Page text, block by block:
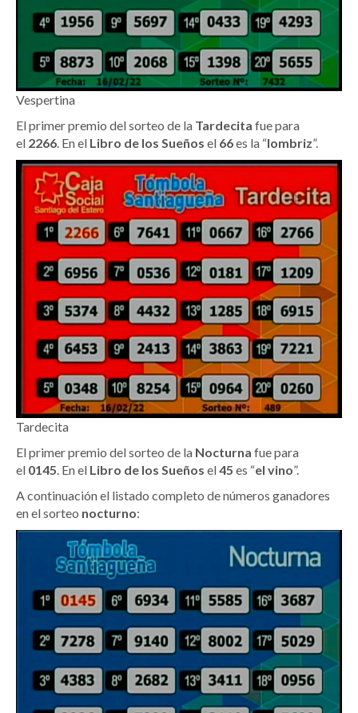
Vespertina
El primer premio del sorteo de la Tardecita fue para
el 2266 . En el Libro de los Sueños el 66es la “lombriz”.
Tardecita
El primer premio del sorteo de la Nocturna fue para
el 0145 . En el Libro de los Sueños el45 es “el vino”.
A continuación el listado completo de números ganadores
en el sorteo nocturno: